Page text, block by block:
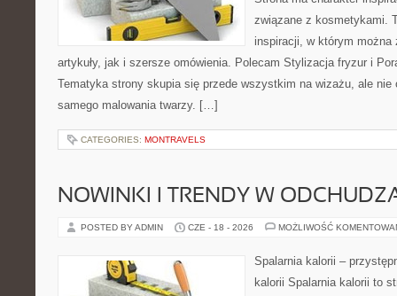
związane z kosmetykami.
inspiracji, w którym
artykuły, jak i szersze omówienia. Polecam Stylizacja fryzur i
Tematyka strony skupia się przede wszystkim na wizażu, ale nie
samego malowania twarzy. […]
CATEGORIES: MONTRAVELS
NOWINKI I TRENDY W
POSTED BY ADMIN CZE - 18 - 2026 MOŻLIWOŚĆ
Spalarnia kalorii –
kalorii Spalarnia kalorii to